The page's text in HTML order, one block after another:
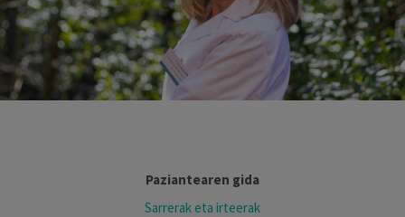
Paziantearen gida
Sarrerak eta irteerak